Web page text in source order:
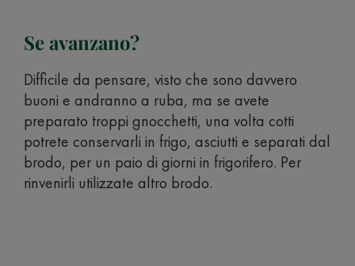
Se avanzano?
Difficile da pensare, visto che sono davvero
buoni e andranno a ruba, ma se avete
preparato troppi gnocchetti, una volta cotti
potrete conservarli in frigo, asciutti e separati dal
brodo, per un paio di giorni in frigorifero. Per
rinvenirli utilizzate altro brodo.